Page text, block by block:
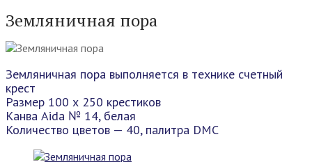
Земляничная пора
Земляничная пора выполняется в технике счетный
крест
Размер 100 х 250 крестиков
Канва Aida № 14, белая
Количество цветов — 40, палитра DMC